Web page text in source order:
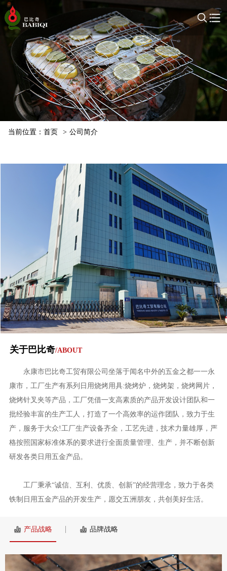
当前位置： 首页 > 公司简介
关于巴比奇/ABOUT
永康市巴比奇工贸有限公司坐落于闻名中外的五金之都一一永
康市，工厂生产有系列日用烧烤用具:烧烤炉，烧烤架，烧烤网片，
烧烤针叉夹等产品，工厂凭借一支高素质的产品开发设计团队和一
批经验丰富的生产工人，打造了一个高效率的运作团队，致力于生
产，服务于大众!工厂生产设备齐全，工艺先进，技术力量雄厚，严
格按照国家标准体系的要求进行全面质量管理、生产，并不断创新
研发各类日用五金产品。
工厂秉承“诚信、互利、优质、创新”的经营理念，致力于各类
铁制日用五金产品的开发生产，愿交五洲朋友，共创美好生活。
产品战略 品牌战略